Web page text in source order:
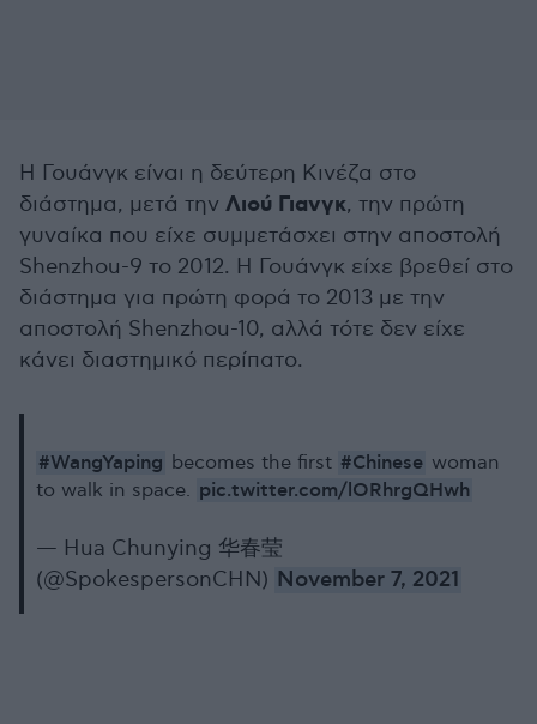
Η Γουάνγκ είναι η δεύτερη Κινέζα στο
διάστημα, μετά την Λιού Γιανγκ, την πρώτη
γυναίκα που είχε συμμετάσχει στην αποστολή
Shenzhou-9 το 2012. Η Γουάνγκ είχε βρεθεί στο
διάστημα για πρώτη φορά το 2013 με την
αποστολή Shenzhou-10, αλλά τότε δεν είχε
κάνει διαστημικό περίπατο.
#WangYaping becomes the first #Chinese woman
to walk in space. pic.twitter.com/lORhrgQHwh
— Hua Chunying 华春莹
(@SpokespersonCHN) November 7, 2021